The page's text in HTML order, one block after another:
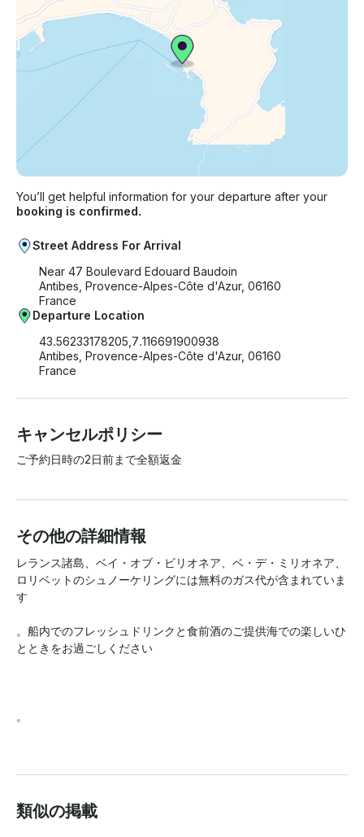
You’ll get helpful information for your departure after your
booking is confirmed.
Street Address For Arrival
Near 47 Boulevard Edouard Baudoin
Antibes, Provence-Alpes-Côte d'Azur, 06160
France
Departure Location
43.56233178205,7.116691900938
Antibes, Provence-Alpes-Côte d'Azur, 06160
France
キャンセルポリシー
ご予約日時の2日前まで全額返金
その他の詳細情報
レランス諸島、ベイ・オブ・ビリオネア、ベ・デ・ミリオネア、
ロリベットのシュノーケリングには無料のガス代が含まれていま
す
。船内でのフレッシュドリンクと食前酒のご提供海での楽しいひ
とときをお過ごしください
。
類似の掲載